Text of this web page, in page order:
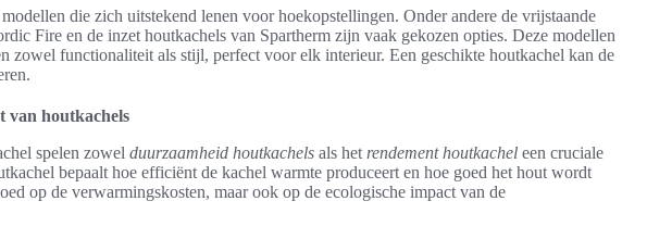
die zich uitstekend lenen voor hoekopstellingen. Onder andere de vrijstaande
Fire en de inzet houtkachels van Spartherm zijn vaak gekozen opties. Deze modellen
zowel functionaliteit als stijl, perfect voor elk interieur. Een geschikte houtkachel kan de
van houtkachels
spelen zowel duurzaamheid houtkachels als het rendement houtkachel een cruciale
bepaalt hoe efficiënt de kachel warmte produceert en hoe goed het hout wordt
op de verwarmingskosten, maar ook op de ecologische impact van de